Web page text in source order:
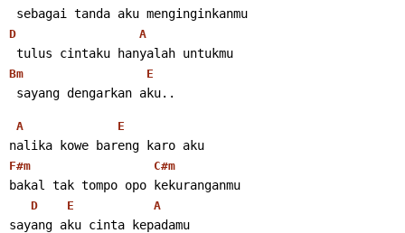
sebagai tanda aku menginginkanmu
D A
tulus cintaku hanyalah untukmu
Bm E
sayang dengarkan aku..
A E
nalika kowe bareng karo aku
F#m C#m
bakal tak tompo opo kekuranganmu
D E A
sayang aku cinta kepadamu